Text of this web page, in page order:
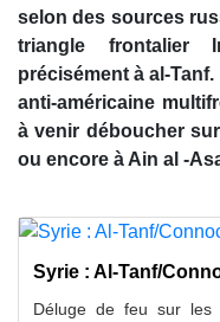
selon des sources
triangle frontalier
précisément à al-
anti-américaine
à venir déboucher
ou encore à Ain al -
Syrie : Al-Tanf/
Déluge de feu sur